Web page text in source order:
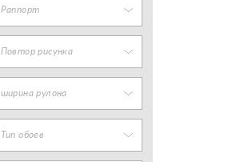
Раппорт
Повтор рисунка
ширина рулона
Тип обоев